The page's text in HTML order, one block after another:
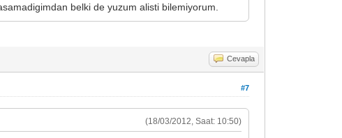
belki de yuzum alisti bilemiyorum.
Cevapla
#7
(18/03/2012, Saat: 10:50)